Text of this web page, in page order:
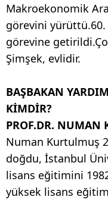
Makroekonomik
görevini yürüttü.60.
görevine
Şimşek, evlidir.
BAŞBAKAN
KİMDİR?
PROF.DR. NUMAN
Numan Kurtulmuş
doğdu, İstanbul
lisans eğitimini 1982
yüksek lisans